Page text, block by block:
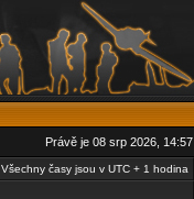
Právě je 08 srp 2026, 14:57
Všechny časy jsou v UTC + 1 hodina